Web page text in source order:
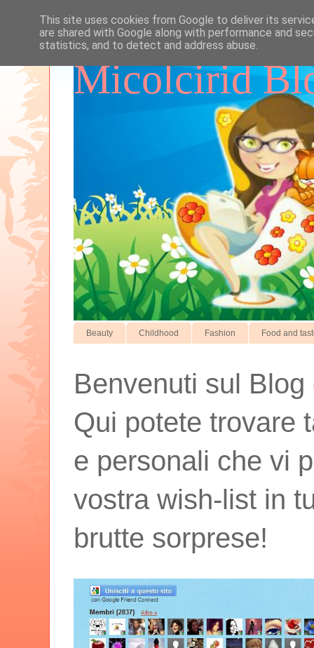
Micolcirid
Beauty Childhood Fashion Food and
Benvenuti sul
Qui potete trovare
e personali che vi
vostra wish-list in
brutte sorprese!
This site uses cookies from Google to deliver its
are shared with Google along with performance and
statistics, and to detect and address abuse.